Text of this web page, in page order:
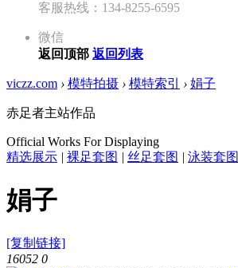
客服热线：134-8255-6595
微信
返回顶部 返回列表
viczz.com › 模特拍摄 › 模特索引 › 娟子
赤足者主站作品
Official Works For Displaying
精选展示 | 裸足套图 | 丝足套图 | 泳装套图
娟子
[复制链接]
16052 0